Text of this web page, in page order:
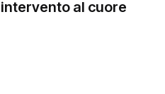
al cuore